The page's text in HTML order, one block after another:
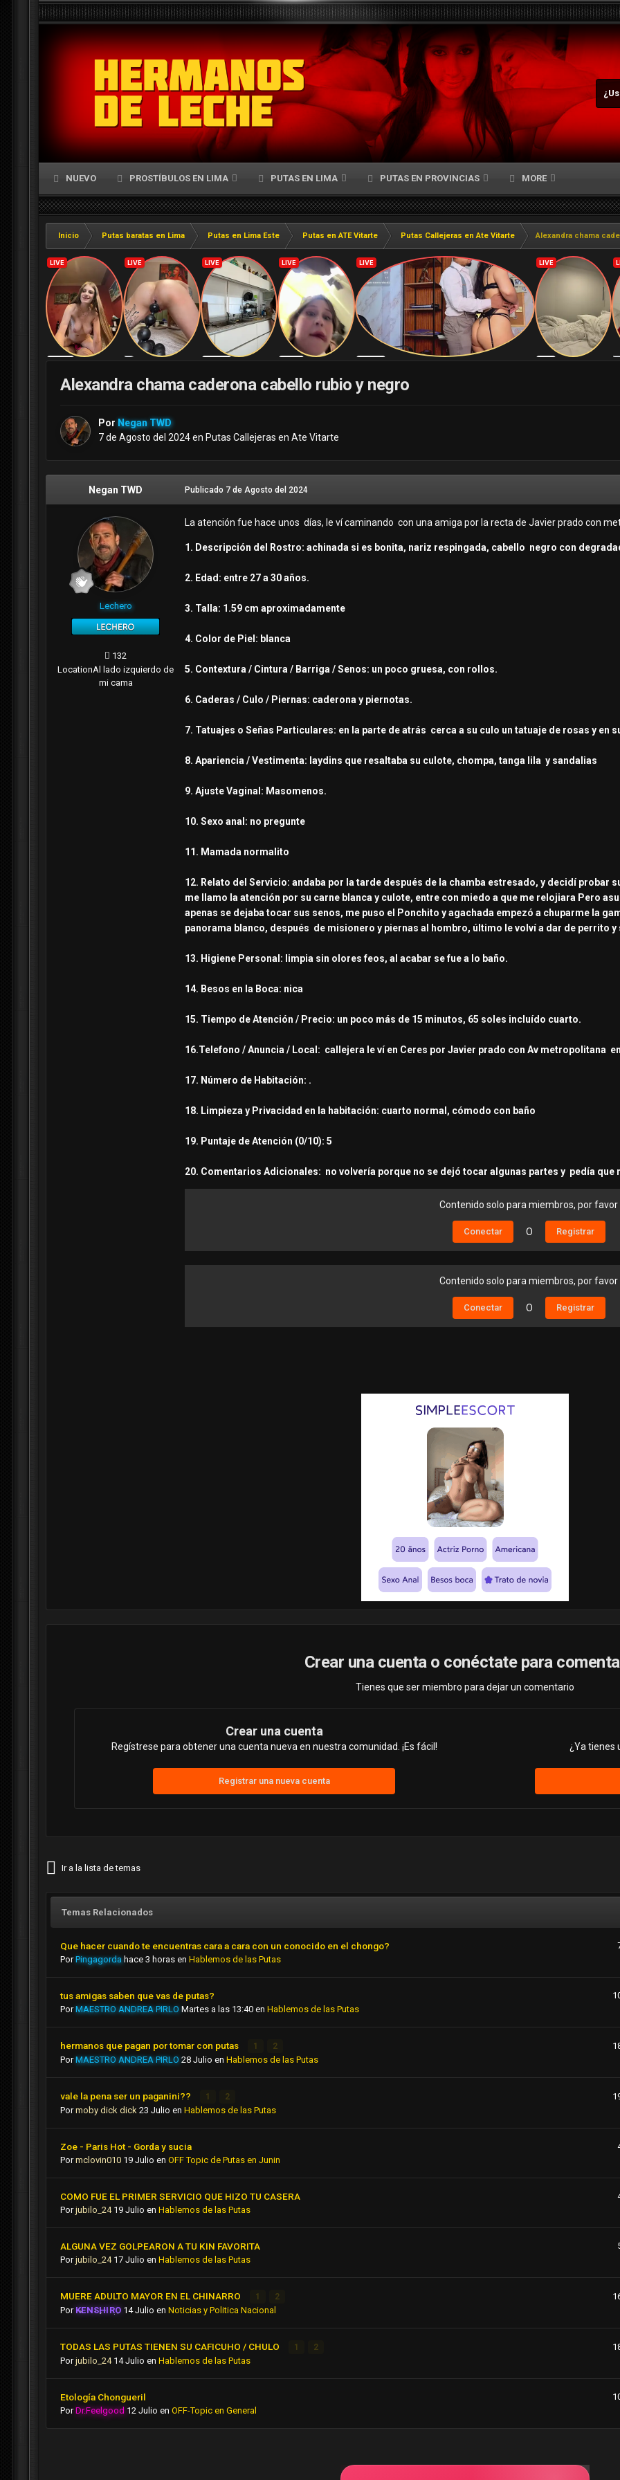
NUEVO PROSTÍBULOS EN LIMA PUTAS EN LIMA PUTAS EN PROVINCIAS MORE
Inicio Putas baratas en Lima Putas en Lima Este Putas en ATE Vitarte Putas Callejeras en Ate Vitarte Alexandra chama
Alexandra chama caderona cabello rubio y negro
Por Negan TWD
7 de Agosto del 2024en Putas Callejeras en Ate Vitarte
Negan TWD
Lechero
132
LocationAl lado izquierdo de
mi cama
Publicado 7 de Agosto del 2024
La atención fue hace unos días, le ví caminando con una amiga por la recta de Javier prado con
1. Descripción del Rostro: achinada si es bonita, nariz respingada, cabello negro con
2. Edad: entre 27 a 30 años.
3. Talla: 1.59 cm aproximadamente
4. Color de Piel: blanca
5. Contextura / Cintura / Barriga / Senos: un poco gruesa, con rollos.
6. Caderas / Culo / Piernas: caderona y piernotas.
7. Tatuajes o Señas Particulares: en la parte de atrás cerca a su culo un tatuaje de rosas y en
8. Apariencia / Vestimenta: laydins que resaltaba su culote, chompa, tanga lila y sandalias
9. Ajuste Vaginal: Masomenos.
10. Sexo anal: no pregunte
11. Mamada normalito
12. Relato del Servicio: andaba por la tarde después de la chamba estresado, y decidí probar
me llamo la atención por su carne blanca y culote, entre con miedo a que me relojiara Pero
apenas se dejaba tocar sus senos, me puso el Ponchito y agachada empezó a chuparme la
panorama blanco, después de misionero y piernas al hombro, último le volví a dar de perrito y
13. Higiene Personal: limpia sin olores feos, al acabar se fue a lo baño.
14. Besos en la Boca: nica
15. Tiempo de Atención / Precio: un poco más de 15 minutos, 65 soles incluído cuarto.
16.Telefono / Anuncia / Local: callejera le ví en Ceres por Javier prado con Av metropolitana
17. Número de Habitación: .
18. Limpieza y Privacidad en la habitación: cuarto normal, cómodo con baño
19. Puntaje de Atención (0/10): 5
20. Comentarios Adicionales: no volvería porque no se dejó tocar algunas partes y pedía que
Contenido solo para miembros, por favor
Conectar O Registrar
Contenido solo para miembros, por favor
Conectar O Registrar
Crear una cuenta o conéctate para
Tienes que ser miembro para dejar un comentario
Crear una cuenta
Regístrese para obtener una cuenta nueva en nuestra comunidad. ¡Es fácil!
Registrar una nueva cuenta
¿Ya tienes
Ir a la lista de temas
Temas Relacionados
Que hacer cuando te encuentras cara a cara con un conocido en el chongo?
PorPingagorda hace 3 horas en Hablemos de las Putas
tus amigas saben que vas de putas?
PorMAESTRO ANDREA PIRLO Martes a las 13:40 en Hablemos de las Putas
hermanos que pagan por tomar con putas 1 2
PorMAESTRO ANDREA PIRLO 28 Julio en Hablemos de las Putas
vale la pena ser un paganini?? 1 2
Pormoby dick dick 23 Julio en Hablemos de las Putas
Zoe - Paris Hot - Gorda y sucia
Pormclovin010 19 Julio en OFF Topic de Putas en Junin
COMO FUE EL PRIMER SERVICIO QUE HIZO TU CASERA
Porjubilo_24 19 Julio en Hablemos de las Putas
ALGUNA VEZ GOLPEARON A TU KIN FAVORITA
Porjubilo_24 17 Julio en Hablemos de las Putas
MUERE ADULTO MAYOR EN EL CHINARRO 1 2
Por KENSHIRO 14 Julio enNoticias y Politica Nacional
TODAS LAS PUTAS TIENEN SU CAFICUHO / CHULO 1 2
Porjubilo_24 14 Julio en Hablemos de las Putas
Etología Chongueril
PorDr.Feelgood 12 Julio en OFF-Topic en General